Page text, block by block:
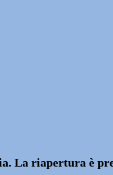
La riapertura è